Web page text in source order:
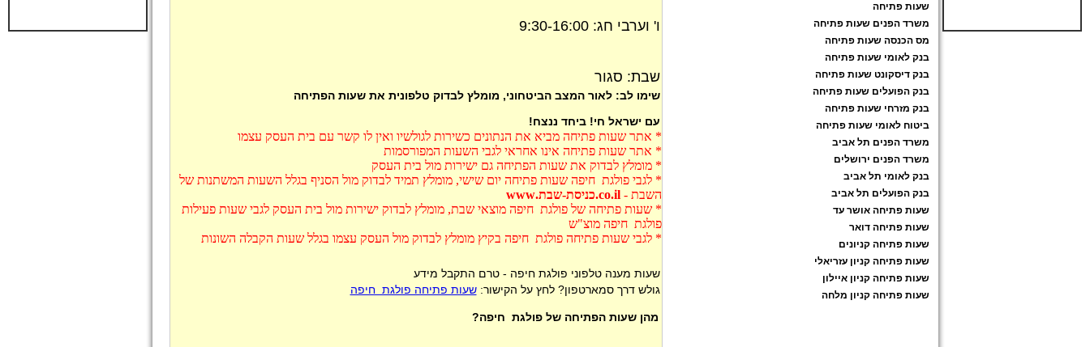
ו' וערבי חג: 9:30-16:00
שבת: סגור
שימו לב: לאור המצב הביטחוני, מומלץ לבדוק טלפונית את שעות הפתיחה
עם ישראל חי! ביחד ננצח!
* אתר שעות פתיחה מביא את הנתונים כשירות לגולשיו ואין לו קשר עם בית העסק עצמו
* אתר שעות פתיחה אינו אחראי לגבי השעות המפורסמות
* מומלץ לבדוק את שעות הפתיחה גם ישירות מול בית העסק
* לגבי פולגת חיפה שעות פתיחה יום שישי, מומלץ תמיד לבדוק מול הסניף בגלל השעות המשתנות של
השבת -co.il.כניסת-שבת.www
* שעות פתיחה של פולגת חיפה מוצאי שבת, מומלץ לבדוק ישירות מול בית העסק לגבי שעות פעילות
פולגת חיפה מוצ"ש
* לגבי שעות פתיחה פולגת חיפה בקיץ מומלץ לבדוק מול העסק עצמו בגלל שעות הקבלה השונות
שעות מענה טלפוני פולגת חיפה - טרם התקבל מידע
גולש דרך סמארטפון? לחץ על הקישור:שעות פתיחה פולגת חיפה
מהן שעות הפתיחה של פולגת חיפה?
שעות פתיחה
משרד הפנים שעות פתיחה
מס הכנסה שעות פתיחה
בנק לאומי שעות פתיחה
בנק דיסקונט שעות פתיחה
בנק הפועלים שעות פתיחה
בנק מזרחי שעות פתיחה
ביטוח לאומי שעות פתיחה
משרד הפנים תל אביב
משרד הפנים ירושלים
בנק לאומי תל אביב
בנק הפועלים תל אביב
שעות פתיחה אושר עד
שעות פתיחה דואר
שעות פתיחה קניונים
שעות פתיחה קניון עזריאלי
שעות פתיחה קניון איילון
שעות פתיחה קניון מלחה